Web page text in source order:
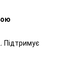
Підтримує